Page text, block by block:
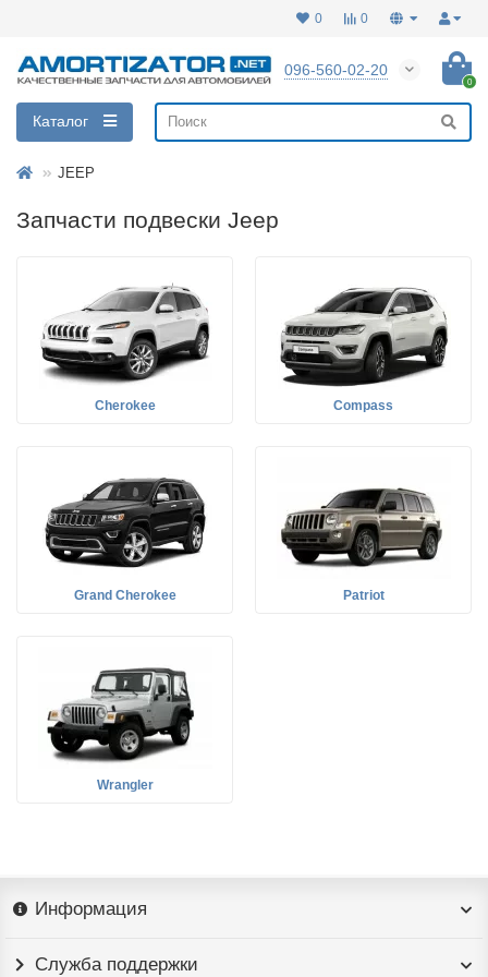
0
0
096-560-02-20
0
Каталог
JEEP
Запчасти подвески Jeep
Cherokee Compass
Grand Cherokee Patriot
Wrangler
Информация
Служба поддержки